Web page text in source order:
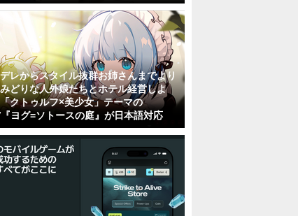
レからスタイル抜群お姉さんまでより
どりな人外娘たちとホテル経営しよ
クトゥルフ×美少女」テーマの
ヨグ=ソトースの庭』が日本語対応